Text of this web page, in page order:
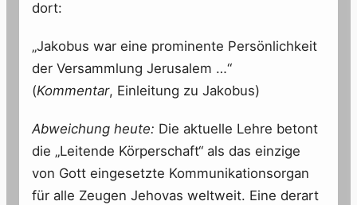
dort:
„Jakobus war eine prominente Persönlichkeit
der Versammlung Jerusalem …“
(Kommentar, Einleitung zu Jakobus)
Abweichung heute: Die aktuelle Lehre betont
die „Leitende Körperschaft“ als das einzige
von Gott eingesetzte Kommunikationsorgan
für alle Zeugen Jehovas weltweit. Eine derart